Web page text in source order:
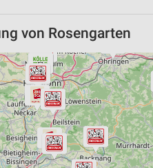
von Rosengarten